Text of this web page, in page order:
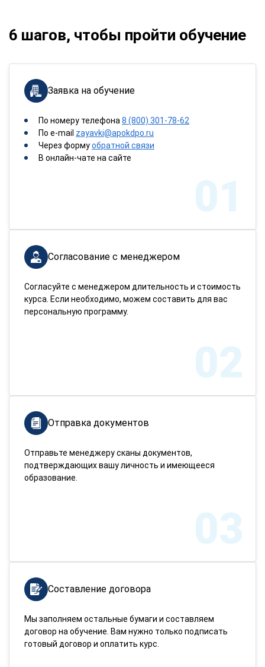
6 шагов, чтобы пройти обучение
Заявка на обучение
По номеру телефона 8 (800) 301-78-62
По e-mail zayavki@apokdpo.ru
Через формуобратной связи
В онлайн-чате на сайте
01
Согласование с менеджером
Согласуйте с менеджером длительность и стоимость
курса. Если необходимо, можем составить для вас
персональную программу.
02
Отправка документов
Отправьте менеджеру сканы документов,
подтверждающих вашу личность и имеющееся
образование.
03
Составление договора
Мы заполняем остальные бумаги и составляем
договор на обучение. Вам нужно только подписать
готовый договор и оплатить курс.